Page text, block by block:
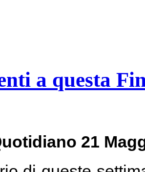
a questa
21